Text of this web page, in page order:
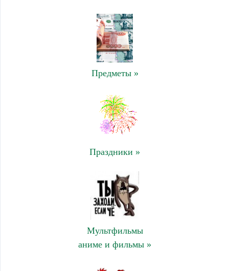
Предметы »
Праздники »
Мультфильмы
аниме и фильмы »